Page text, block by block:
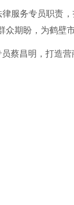
务专员职责，
期盼，为鹤壁
昌明，打造营